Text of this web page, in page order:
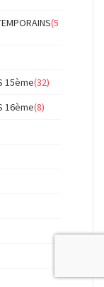
(5
15ème(32)
16ème(8)